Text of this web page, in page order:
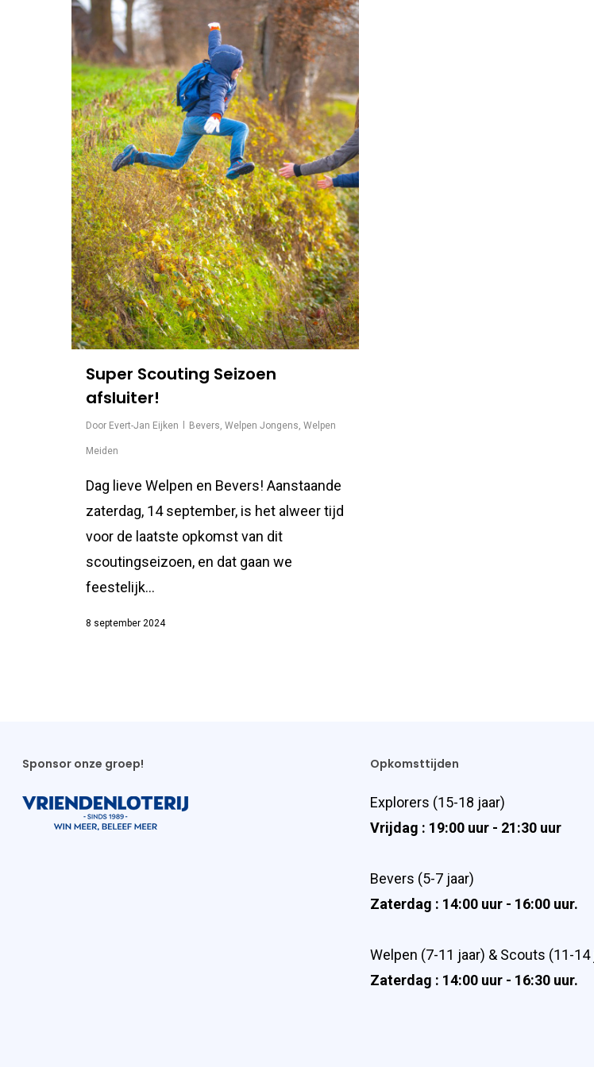
Super Scouting Seizoen
afsluiter!
Door Evert-Jan Eijken Bevers, Welpen Jongens, Welpen
Meiden
Dag lieve Welpen en Bevers! Aanstaande
zaterdag, 14 september, is het alweer tijd
voor de laatste opkomst van dit
scoutingseizoen, en dat gaan we
feestelijk...
8 september 2024
Sponsor onze groep! Opkomsttijden
Explorers (15-18 jaar)
Vrijdag : 19:00 uur - 21:30 uur
Bevers (5-7 jaar)
Zaterdag : 14:00 uur - 16:00 uur.
Welpen (7-11 jaar) & Scouts (11-14
Zaterdag : 14:00 uur - 16:30 uur.